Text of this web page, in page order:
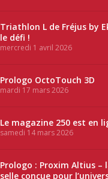
Triathlon L de Fréjus by
le défi !
mercredi 1 avril 2026
Prologo OctoTouch 3D
mardi 17 mars 2026
Le magazine 250 est en
samedi 14 mars 2026
Prologo : Proxim Altius –
selle conçue pour